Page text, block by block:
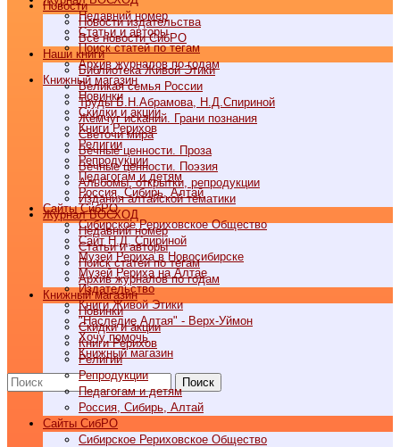
Недавний номер
Статьи и авторы
Поиск статей по тегам
Архив журналов по годам
Книжный магазин
Новинки
Скидки и акции
Книги Рерихов
Религии
Репродукции
Педагогам и детям
Россия, Сибирь, Алтай
Cайты СибРО
Сибирское Рериховское Общество
Сайт Н.Д. Спириной
Музей Рериха в Новосибирске
Музей Рериха на Алтае
Издательство
Книги Живой Этики
"Наследие Алтая" - Верх-Уймон
Хочу помочь
Книжный магазин
Поиск
Новости
Новости издательства
Все новости СибРО
Наши книги
Библиотека Живой Этики
Великая семья России
Труды Б.Н.Абрамова, Н.Д.Спириной
Жемчуг исканий. Грани познания
Светочи мира
Вечные ценности. Проза
Вечные ценности. Поэзия
Альбомы, открытки, репродукции
Издания алтайской тематики
Журнал ВОСХОД
Недавний номер
Статьи и авторы
Поиск статей по тегам
Архив журналов по годам
Книжный магазин
Новинки
Скидки и акции
Книги Рерихов
Религии
Репродукции
Педагогам и детям
Россия, Сибирь, Алтай
Cайты СибРО
Сибирское Рериховское Общество